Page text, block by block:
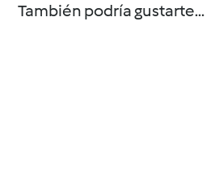
También podría gustarte...